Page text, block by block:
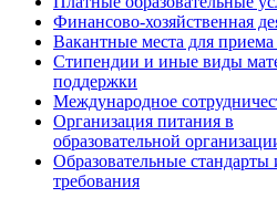
Финансово-хозяйственная
Вакантные места для приема
Стипендии и иные виды
поддержки
Международное
Организация питания в
образовательной
Образовательные стандарты
требования